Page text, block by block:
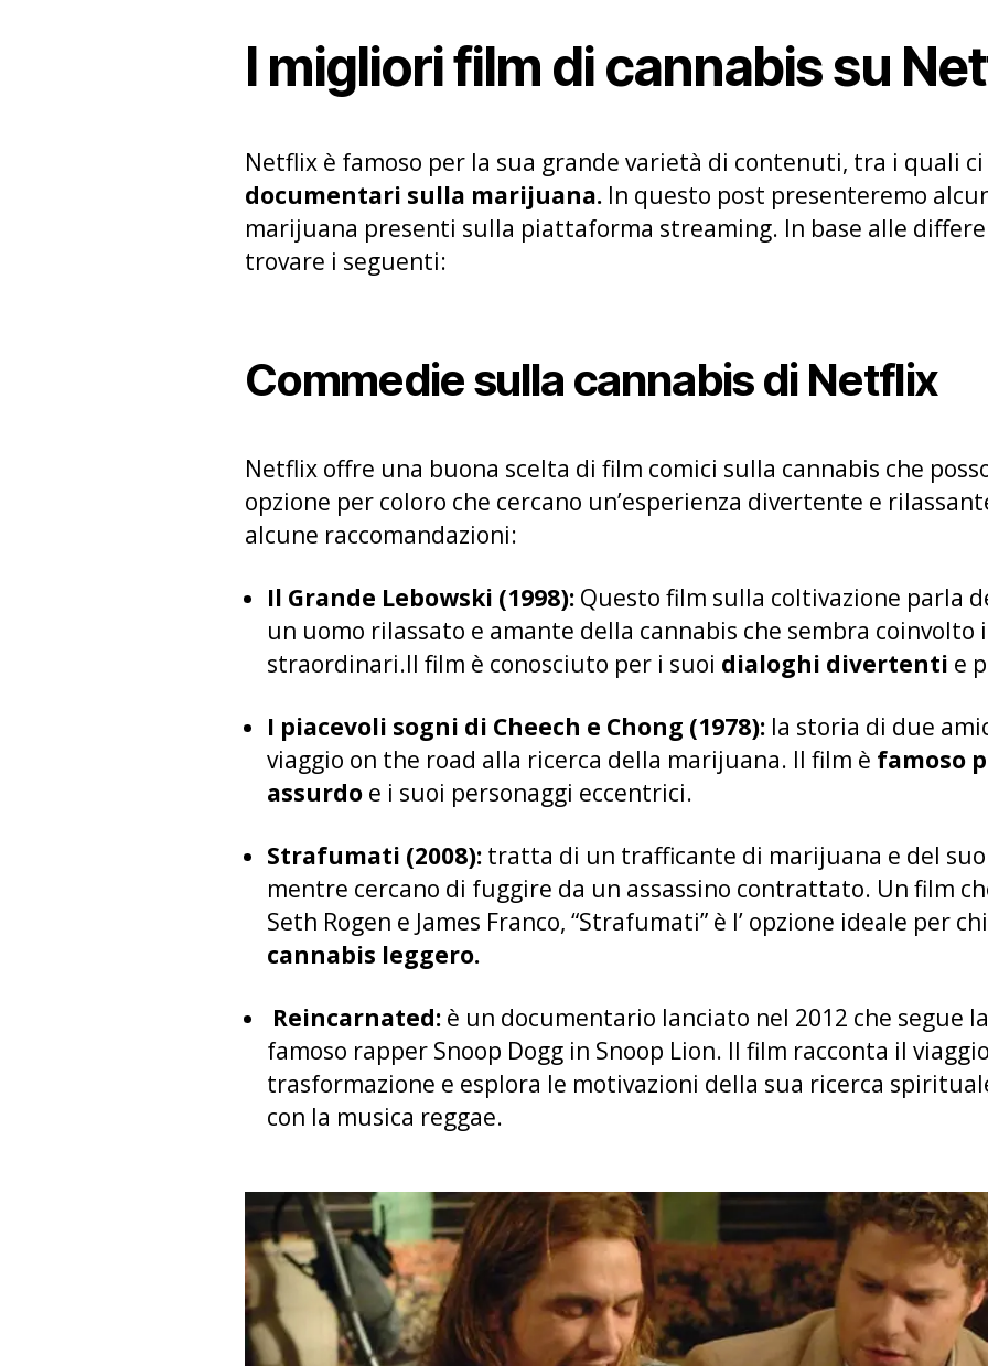
I migliori film di cannabis su
Netflix è famoso per la sua grande varietà di contenuti, tra i quali
documentari sulla marijuana. In questo post presenteremo
marijuana presenti sulla piattaforma streaming. In base alle
trovare i seguenti:
Commedie sulla cannabis di Netflix
Netflix offre una buona scelta di film comici sulla cannabis che
opzione per coloro che cercano un’esperienza divertente e
alcune raccomandazioni:
Il Grande Lebowski (1998): Questo film sulla coltivazione parla
un uomo rilassato e amante della cannabis che sembra coinvolto
straordinari.Il film è conosciuto per i suoi dialoghi divertenti e
I piacevoli sogni di Cheech e Chong (1978): la storia di due
viaggio on the road alla ricerca della marijuana. Il film è famoso
assurdo e i suoi personaggi eccentrici.
Strafumati (2008): tratta di un trafficante di marijuana e del
mentre cercano di fuggire da un assassino contrattato. Un film
Seth Rogen e James Franco, “Strafumati” è l’ opzione ideale per
cannabis leggero.
Reincarnated: è un documentario lanciato nel 2012 che segue
famoso rapper Snoop Dogg in Snoop Lion. Il film racconta il
trasformazione e esplora le motivazioni della sua ricerca
con la musica reggae.